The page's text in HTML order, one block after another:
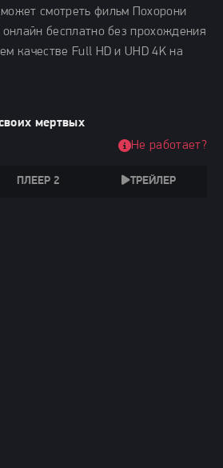
смотреть фильм Похорони
бесплатно без прохождения
качестве Full HD и UHD 4K на
мертвых
ПЛЕЕР 2 ТРЕЙЛЕР
Не работает?